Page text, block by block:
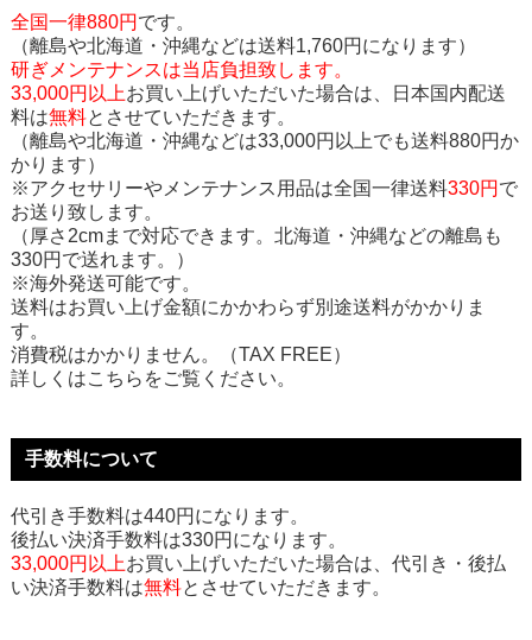
全国一律880円 です。
（離島や北海道・沖縄などは送料1,760円になります）
研ぎメンテナンスは当店負担致します。
33,000円以上お買い上げいただいた場合は、日本国内配送
料は無料とさせていただきます。
（離島や北海道・沖縄などは33,000円以上でも送料880円か
かります）
※アクセサリーやメンテナンス用品は全国一律送料330円 で
お送り致します。
（厚さ2cmまで対応できます。北海道・沖縄などの離島も
330円で送れます。）
※海外発送可能です。
送料はお買い上げ金額にかかわらず別途送料がかかりま
す。
消費税はかかりません。（TAX FREE）
詳しくはこちらをご覧ください。
手数料について
代引き手数料は440円になります。
後払い決済手数料は330円になります。
33,000円以上お買い上げいただいた場合は、代引き・後払
い決済手数料は無料とさせていただきます。